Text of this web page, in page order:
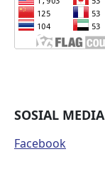
SOSIAL MEDIA
Facebook